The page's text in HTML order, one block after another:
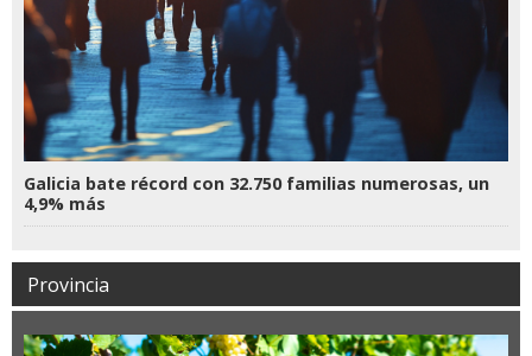
Galicia bate récord con 32.750 familias numerosas, un
4,9% más
Provincia